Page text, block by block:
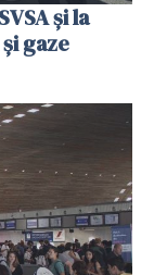
și la
gaze